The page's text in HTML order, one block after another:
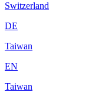
Switzerland
DE
Taiwan
EN
Taiwan